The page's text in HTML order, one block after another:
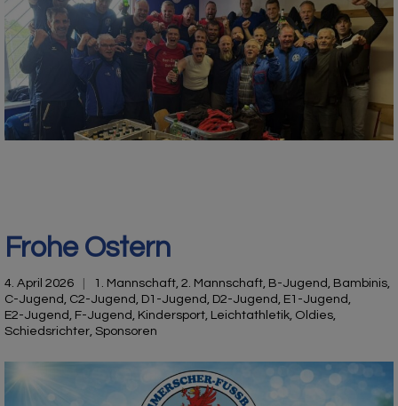
Frohe Ostern
4. April 2026 1. Mannschaft, 2. Mannschaft, B-Jugend , Bambinis,
C-Jugend , C2-Jugend , D1-Jugend , D2-Jugend , E1-Jugend ,
E2-Jugend , F-Jugend , Kindersport, Leichtathletik, Oldies,
Schiedsrichter, Sponsoren